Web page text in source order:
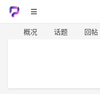
概况 话题 回帖